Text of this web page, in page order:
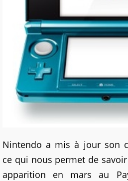
Nintendo a mis à jour son
ce qui nous permet de
apparition en mars au